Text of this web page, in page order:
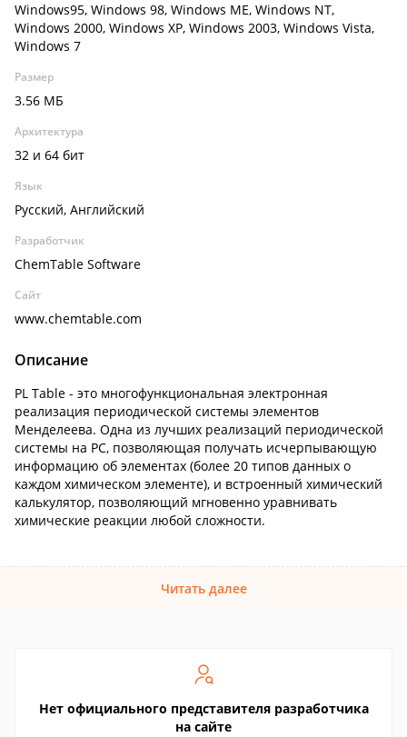
Windows95, Windows 98, Windows ME, Windows NT,
Windows 2000, Windows XP, Windows 2003, Windows Vista,
Windows 7
Размер
3.56 МБ
Архитектура
32 и 64 бит
Язык
Русский, Английский
Разработчик
ChemTable Software
Сайт
www.chemtable.com
Описание
PL Table - это многофункциональная электронная
реализация периодической системы элементов
Менделеева. Одна из лучших реализаций периодической
системы на PC, позволяющая получать исчерпывающую
информацию об элементах (более 20 типов данных о
каждом химическом элементе), и встроенный химический
калькулятор, позволяющий мгновенно уравнивать
химические реакции любой сложности.
Читать далее
Нет официального представителя разработчика
на сайте